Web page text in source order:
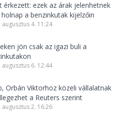
érkezett: ezek az árak jelenhetnek
a benzinkutak kijelzőin
augusztus 4. 11:24
jön csak az igazi buli a
augusztus 6. 12:44
Orbán Viktorhoz közeli vállalatnak
a Reuters szerint
augusztus 2. 16:26